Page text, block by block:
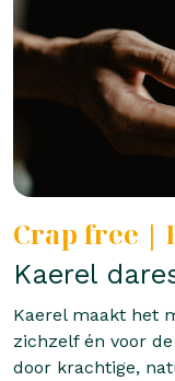
Crap free |
Kaerel
Kaerel maakt het
zichzelf én voor
door krachtige,